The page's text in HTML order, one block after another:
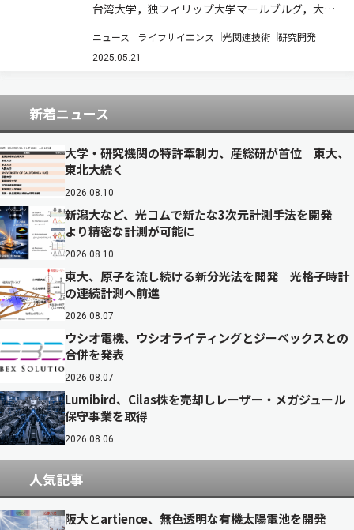
台湾大学，独フィリップ大学マールブルグ，大阪
研究所，高輝度光科学研究センター，東北大学，
京都大学，兵庫県立大学，名古屋大学，仏グルノ
光…
ニュース ライフサイエンス 光関連技術 研究開発
2025.05.21
新着ニュース
大学・研究機関の特許牽制力、産総研が首位 東大、
東北大続く
2026.08.10
新潟大など、光コムで新たな3次元計測手法を開発
より精密な計測が可能に
2026.08.10
東大、原子を流し続ける新分光法を開発 光格子時計
の連続計測へ前進
2026.08.07
ウシオ電機、ウシオライティングとジーベックスとの
合併を発表
2026.08.07
Lumibird、Cilas株を売却しレーザー・メガジュール
保守事業を取得
2026.08.06
人気記事
阪大とartience、無色透明な有機太陽電池を開発